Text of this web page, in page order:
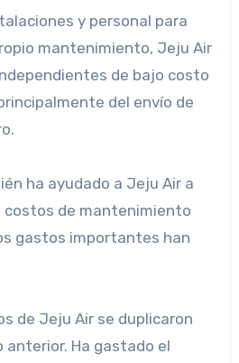
y personal para
mantenimiento, Jeju Air
de bajo costo
del envío de
ha ayudado a Jeju Air a
costos de mantenimiento
gastos importantes han
de Jeju Air se duplicaron
anterior. Ha gastado el